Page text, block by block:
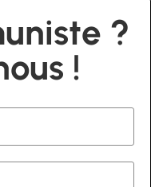
?
!